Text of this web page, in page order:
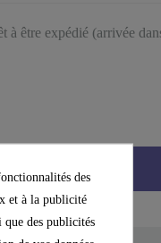
à être expédié (arrivée
des
et à la publicité
des publicités